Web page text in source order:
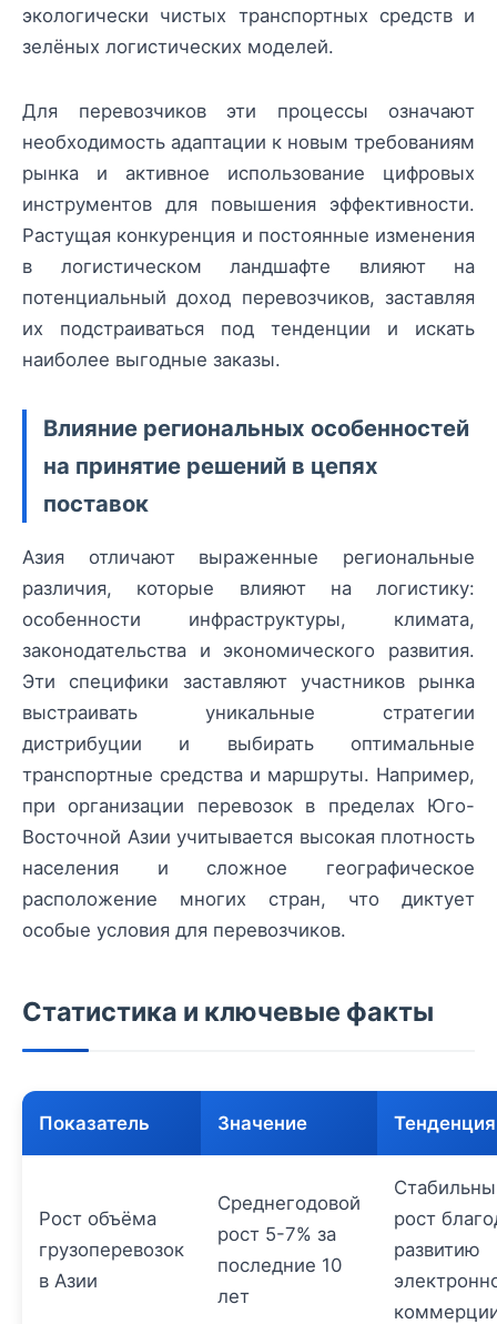
экологически чистых транспортных средств и
зелёных логистических моделей.
Для перевозчиков эти процессы означают
необходимость адаптации к новым требованиям
рынка и активное использование цифровых
инструментов для повышения эффективности.
Растущая конкуренция и постоянные изменения
в логистическом ландшафте влияют на
потенциальный доход перевозчиков, заставляя
их подстраиваться под тенденции и искать
наиболее выгодные заказы.
Влияние региональных особенностей
на принятие решений в цепях
поставок
Азия отличают выраженные региональные
различия, которые влияют на логистику:
особенности инфраструктуры, климата,
законодательства и экономического развития.
Эти специфики заставляют участников рынка
выстраивать уникальные стратегии
дистрибуции и выбирать оптимальные
транспортные средства и маршруты. Например,
при организации перевозок в пределах Юго-
Восточной Азии учитывается высокая плотность
населения и сложное географическое
расположение многих стран, что диктует
особые условия для перевозчиков.
Статистика и ключевые факты
Показатель Значение Тенденция
Рост объёма
грузоперевозок
в Азии
Среднегодовой
рост 5-7% за
последние 10
лет
рост
развитию